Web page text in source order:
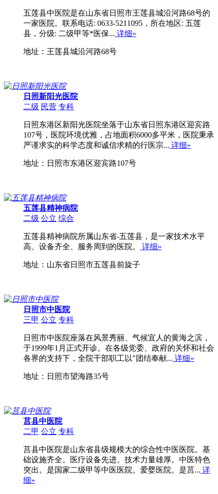
五莲县中医院是在山东省日照市王莲县城沿河路68号的
一家医院。联系电话: 0633-5211095，所在地区: 五莲
县，分级: 二级甲等*医保... 详细»
地址：王莲县城沿河路68号
日照新阳光医院
二级 民营 专科
日照东港区新阳光医院坐落于山东省日照东港区迎宾路
107号，医院环境优雅，占地面积6000多平米，医院秉承
严谨求实的科学态度和诚信求精的行医宗... 详细»
地址：日照市东港区迎宾路107号
五莲县精神病院
二级 公立 综合
五莲县精神病院所属山东省-五莲县，是一家技术水平
高、设备齐全、服务周到的医院。
详细»
地址：山东省日照市五莲县前旋子
日照市中医院
三甲 公立 专科
日照市中医院座落在风景秀丽、气候宜人的黄海之滨，
于1999年1月正式开诊。在各级党委、政府的关怀和社会
各界的支持下，全院干部职工以"团结奉献... 详细»
地址：日照市望海路35号
莒县中医院
二甲 公立 专科
莒县中医院是山东省县级规模大的综合性中医医院。基
础设施齐全。医疗设备先进。技术力量雄厚。中医特色
突出。是国家二级甲等中医医院。爱婴医院。是莒... 详
细»